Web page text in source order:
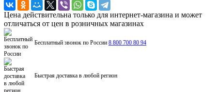
Цена действительна только для интернет-магазина и может
отличаться от цен в розничных магазинах
Бесплатный звонок по России 8 800 700 80 94
Быстрая доставка в любой регион